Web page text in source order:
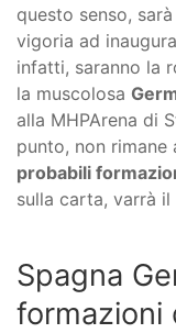
questo senso,
vigoria ad
infatti, saranno la
la muscolosa
alla MHPArena di
punto, non rimane
probabili
sulla carta, varrà
Spagna
formazioni